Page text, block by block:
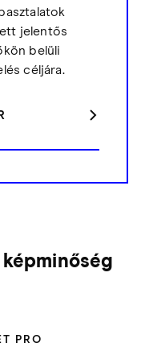
jelentős
belüli
céljára.
PRO